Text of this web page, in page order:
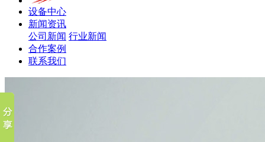
设备中心
新闻资讯
公司新闻 行业新闻
合作案例
联系我们